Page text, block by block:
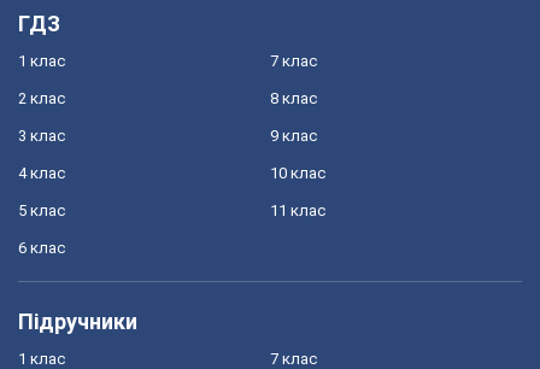
ГДЗ
1 клас
2 клас
3 клас
4 клас
5 клас
6 клас
7 клас
8 клас
9 клас
10 клас
11 клас
Підручники
1 клас 7 клас